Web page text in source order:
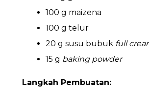
100 g maizena
100 g telur
20 g susu bubuk full
15 g baking powder
Langkah Pembuatan: